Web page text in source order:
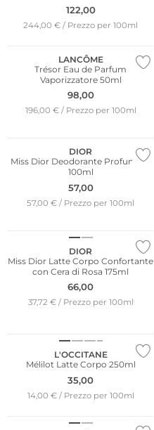
122,00
244,00 € / Prezzo per 100ml
LANCÔME
Trésor Eau de Parfum
Vaporizzatore 50ml
98,00
196,00 € / Prezzo per 100ml
DIOR
Miss Dior Deodorante Profumato
100ml
57,00
57,00 € / Prezzo per 100ml
DIOR
Miss Dior Latte Corpo Confortante
con Cera di Rosa 175ml
66,00
37,72 € / Prezzo per 100ml
L'OCCITANE
Mélilot Latte Corpo 250ml
35,00
14,00 € / Prezzo per 100ml